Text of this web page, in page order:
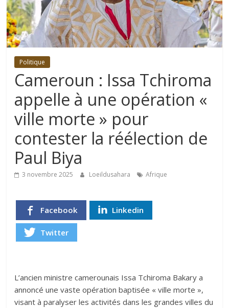
Politique
Cameroun : Issa Tchiroma
appelle à une opération «
ville morte » pour
contester la réélection de
Paul Biya
3 novembre 2025 Loeildusahara Afrique
Facebook Linkedin
Twitter
L’ancien ministre camerounais Issa Tchiroma Bakary a
annoncé une vaste opération baptisée « ville morte »,
visant à paralyser les activités dans les grandes villes du